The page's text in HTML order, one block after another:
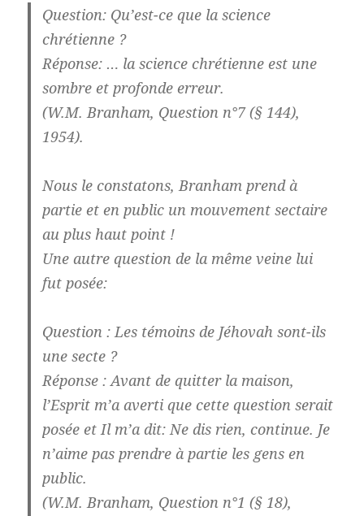
Question: Qu’est-ce que la science
chrétienne ?
Réponse: … la science chrétienne est une
sombre et profonde erreur.
(W.M. Branham, Question n°7 (§ 144),
1954).
Nous le constatons, Branham prend à
partie et en public un mouvement sectaire
au plus haut point !
Une autre question de la même veine lui
fut posée:
Question: Les témoins de Jéhovah sont-ils
une secte ?
Réponse: Avant de quitter la maison,
l’Esprit m’a averti que cette question serait
posée et Il m’a dit: Ne dis rien, continue. Je
n’aime pas prendre à partie les gens en
public.
(W.M. Branham, Question n°1 (§ 18),